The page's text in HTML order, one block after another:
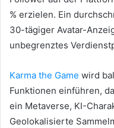
% erzielen. Ein
30-tägiger Avatar-
unbegrenztes
Karma the Game wird
Funktionen einführen,
ein Metaverse, KI-
Geolokalisierte